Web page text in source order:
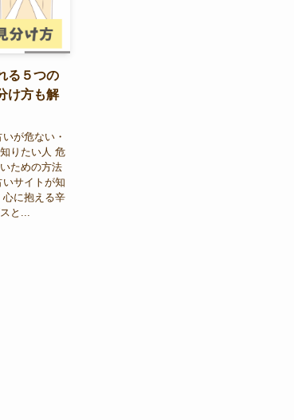
る５つの
け方も解
が危ない・
りたい人 危
ための方法
サイトが知
心に抱える辛
と...